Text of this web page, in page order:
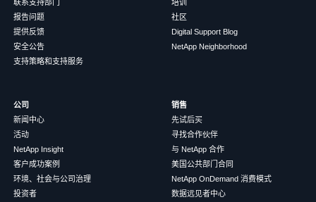
联系支持部门
报告问题
提供反馈
安全公告
支持策略和支持服务
培训
社区
Digital Support Blog
NetApp Neighborhood
公司
新闻中心
活动
NetApp Insight
客户成功案例
环境、社会与公司治理
投资者
销售
先试后买
寻找合作伙伴
与 NetApp 合作
美国公共部门合同
NetApp OnDemand 消费模式
数据远见者中心